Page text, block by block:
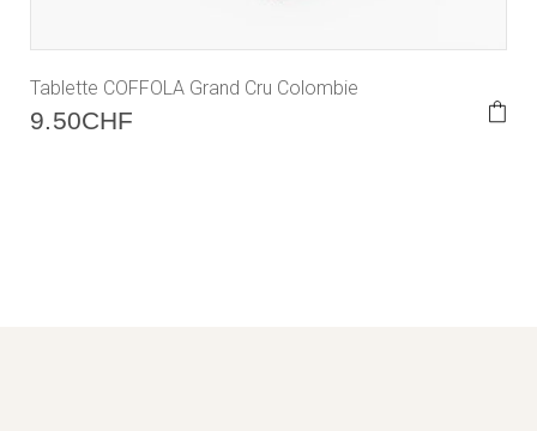
Tablette COFFOLA Grand Cru Colombie
9.50CHF